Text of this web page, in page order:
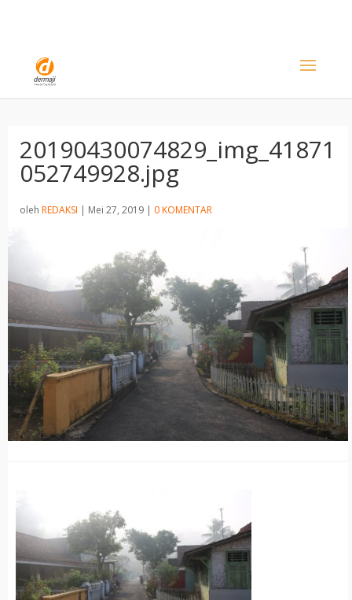
20190430074829_img_41871
052749928.jpg
oleh REDAKSI | Mei 27, 2019 | 0 KOMENTAR